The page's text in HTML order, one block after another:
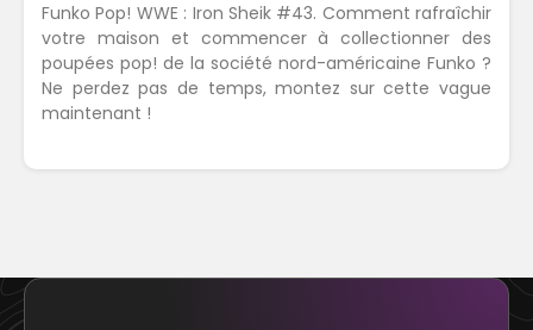
Funko Pop! WWE : Iron Sheik #43. Comment rafraîchir
votre maison et commencer à collectionner des
poupées pop! de la société nord-américaine Funko ?
Ne perdez pas de temps, montez sur cette vague
maintenant !